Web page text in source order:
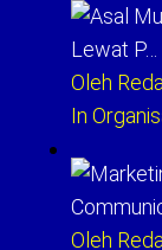
Lewat P…
Oleh
In
Oleh